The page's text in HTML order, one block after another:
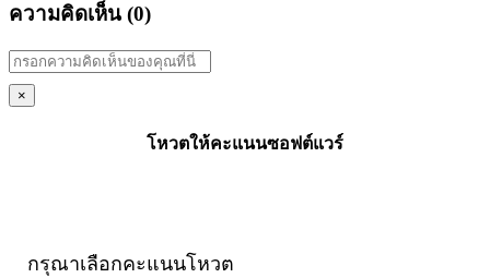
ความคิดเห็น (0)
×
โหวตให้คะแนนซอฟต์แวร์
กรุณาเลือกคะแนนโหวต